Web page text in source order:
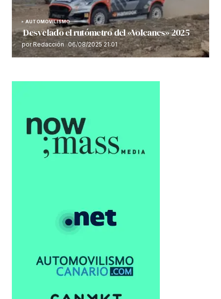
AUTOMOVILISMO
Desvelado el rutómetro del «Volcanes» 2025
por Redacción 06/08/2025 21:01